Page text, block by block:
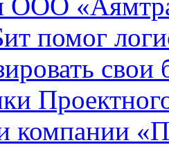
помог
компании